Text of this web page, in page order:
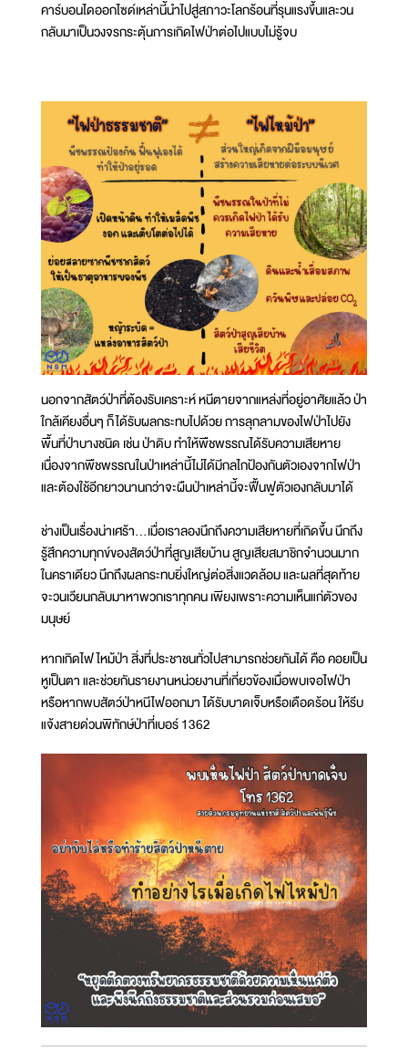
คาร์บอนไดออกไซด์เหล่านี้นำไปสู่สภาวะโลกร้อนที่รุนแรงขึ้นและวน
กลับมาเป็นวงจรกระตุ้นการเกิดไฟป่าต่อไปแบบไม่รู้จบ
นอกจากสัตว์ป่าที่ต้องรับเคราะห์ หนีตายจากแหล่งที่อยู่อาศัยแล้ว ป่า
ใกล้เคียงอื่นๆ ก็ได้รับผลกระทบไปด้วย การลุกลามของไฟป่าไปยัง
พื้นที่ป่าบางชนิด เช่น ป่าดิบ ทำให้พืชพรรณได้รับความเสียหาย
เนื่องจากพืชพรรณในป่าเหล่านี้ไม่ได้มีกลไกป้องกันตัวเองจากไฟป่า
และต้องใช้อีกยาวนานกว่าจะผืนป่าเหล่านี้จะฟื้นฟูตัวเองกลับมาได้
ช่างเป็นเรื่องน่าเศร้า...เมื่อเราลองนึกถึงความเสียหายที่เกิดขึ้น นึกถึง
รู้สึกความทุกข์ของสัตว์ป่าที่สูญเสียบ้าน สูญเสียสมาชิกจำนวนมาก
ในคราเดียว นึกถึงผลกระทบยิ่งใหญ่ต่อสิ่งแวดล้อม และผลที่สุดท้าย
จะวนเวียนกลับมาหาพวกเราทุกคน เพียงเพราะความเห็นแก่ตัวของ
มนุษย์
หากเกิดไฟไหม้ป่า สิ่งที่ประชาชนทั่วไปสามารถช่วยกันได้ คือ คอยเป็น
หูเป็นตา และช่วยกันรายงานหน่วยงานที่เกี่ยวข้องเมื่อพบเจอไฟป่า
หรือหากพบสัตว์ป่าหนีไฟออกมา ได้รับบาดเจ็บหรือเดือดร้อน ให้รีบ
แจ้งสายด่วนพิทักษ์ป่าที่เบอร์ 1362